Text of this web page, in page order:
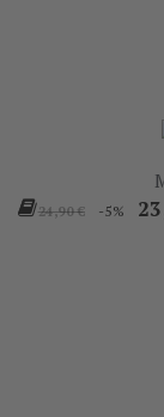
Prezzo
24,90 € -5%